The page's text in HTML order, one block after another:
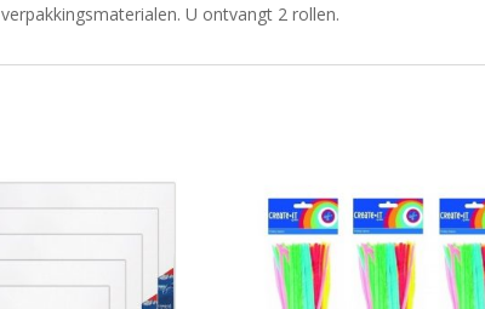
U ontvangt 2 rollen.